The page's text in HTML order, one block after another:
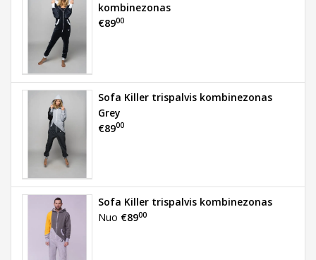
kombinezonas
€8900
Sofa Killer trispalvis kombinezonas
Grey
€8900
Sofa Killer trispalvis kombinezonas
Nuo €8900